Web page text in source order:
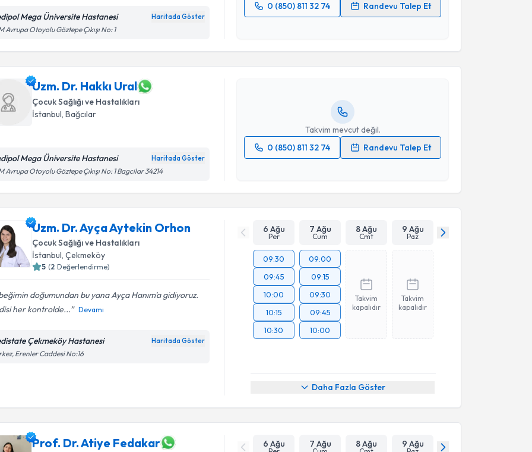
Mega Üniversite Hastanesi Haritada Göster
Avrupa Otoyolu Göztepe Çıkışı No: 1
0 (850) 811 32 74
Randevu Talep Et
Uzm. Dr. Hakkı Ural
Çocuk Sağlığı ve Hastalıkları
İstanbul , Bağcılar
Mega Üniversite Hastanesi Haritada Göster
Avrupa Otoyolu Göztepe Çıkışı No: 1 Bagcilar 34214
Takvim mevcut değil.
0 (850) 811 32 74
Randevu Talep Et
Randevu Takvimi Talebi
Takvim Talebini Gönder
Uzm. Dr. Ayça Aytekin Orhon
Çocuk Sağlığı ve Hastalıkları
İstanbul , Çekmeköy
5 (2 Değerlendirme)
doğumundan bu yana Ayça Hanım'a gidiyoruz.
her kontrolde...
Devamı
Çekmeköy Hastanesi Haritada Göster
Erenler Caddesi No:16
6 Ağu
Per
7 Ağu
Cum
8 Ağu
Cmt
9 Ağu
Paz
09:30
09:45
10:00
10:15
10:30
09:00
09:15
09:30
09:45
10:00
Takvim
kapalıdır
Takvim
kapalıdır
Daha Fazla Göster
Prof. Dr. Atiye Fedakar 6 Ağu 7 Ağu 8 Ağu 9 Ağu